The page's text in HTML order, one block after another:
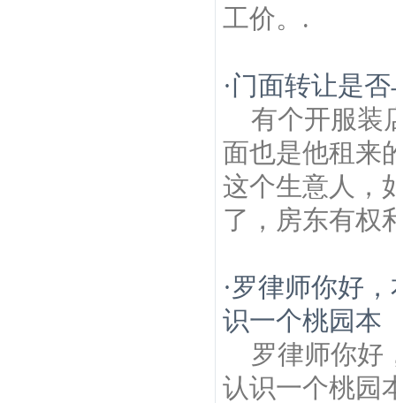
工价。.
·门面转让是
有个开服装
面也是他租来
这个生意人，
了，房东有权
·罗律师你好
识一个桃园本
罗律师你好
认识一个桃园